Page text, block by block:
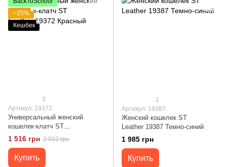
−25%
Кешбек
3
Артикул: 19372
Универсальный женский
кошелек-клатч ST
Leather 19372 Красный
1 516 грн 2 022 грн
Купить
1
Артикул: 19387
Женский кошелек ST
Leather 19387 Темно-синий
1 985 грн
Купить